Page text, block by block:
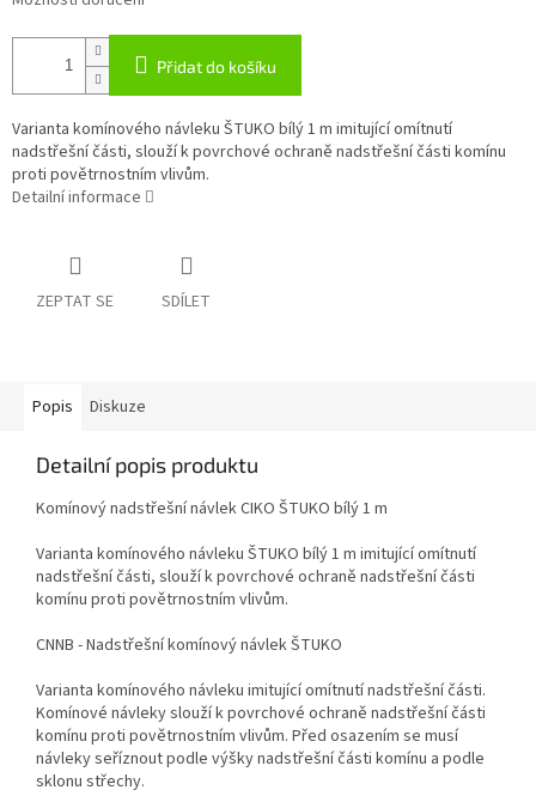
Přidat do košíku
Varianta komínového návleku ŠTUKO bílý 1 m imitující omítnutí
nadstřešní části, slouží k povrchové ochraně nadstřešní části komínu
proti povětrnostním vlivům.
Detailní informace
ZEPTAT SE SDÍLET
Popis Diskuze
Detailní popis produktu
Komínový nadstřešní návlek CIKO ŠTUKO bílý 1 m
Varianta komínového návleku ŠTUKO bílý 1 m imitující omítnutí
nadstřešní části, slouží k povrchové ochraně nadstřešní části
komínu proti povětrnostním vlivům.
CNNB - Nadstřešní komínový návlek ŠTUKO
Varianta komínového návleku imitující omítnutí nadstřešní části.
Komínové návleky slouží k povrchové ochraně nadstřešní části
komínu proti povětrnostním vlivům. Před osazením se musí
návleky seříznout podle výšky nadstřešní části komínu a podle
sklonu střechy.